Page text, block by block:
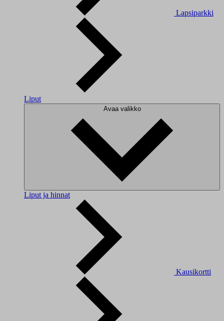
Lapsiparkki
Liput
Avaa valikko
Liput ja hinnat
Kausikortti